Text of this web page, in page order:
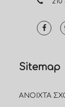
Sitemap
ΑΝΟΙΧΤΑ